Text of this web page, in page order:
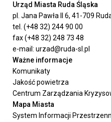
Urząd Miasta Ruda Śląska
pl. Jana Pawła II 6, 41-709
tel. (+48 32) 244 90 00
fax (+48 32) 248 73 48
e-mail: urzad@ruda-sl.pl
Ważne informacje
Komunikaty
Jakość powietrza
Centrum Zarządzania
Mapa Miasta
System Informacji